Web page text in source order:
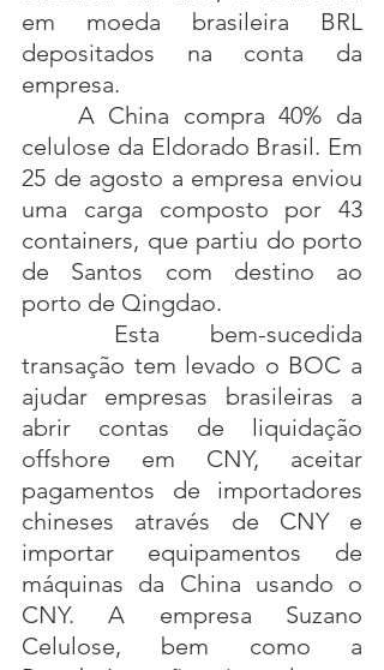
em moeda brasileira BRL
depositados na conta da
empresa.
A China compra 40% da
celulose da Eldorado Brasil. Em
25 de agosto a empresa enviou
uma carga composto por 43
containers, que partiu do porto
de Santos com destino ao
porto de Qingdao.
Esta bem-sucedida
transação tem levado o BOC a
ajudar empresas brasileiras a
abrir contas de liquidação
offshore em CNY, aceitar
pagamentos de importadores
chineses através de CNY e
importar equipamentos de
máquinas da China usando o
CNY. A empresa Suzano
Celulose, bem como a